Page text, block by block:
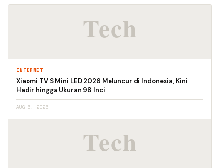
INTERNET
Xiaomi TV S Mini LED 2026 Meluncur di Indonesia, Kini
Hadir hingga Ukuran 98 Inci
AUG 6, 2026